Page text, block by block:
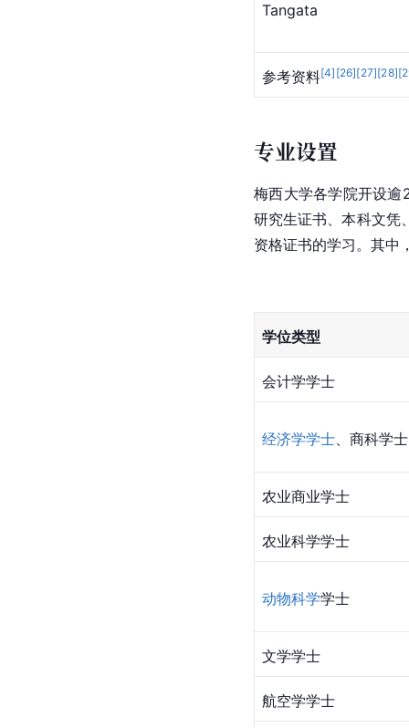
Tangata
参考资料[4] [26][27][28][
专业设置
梅西大学各学院开设
研究生证书、本科文凭
资格证书的学习。其中
学位类型
会计学学士
经济学学士 、商科学士
农业商业学士
农业科学学士
动物科学学士
文学学士
航空学学士